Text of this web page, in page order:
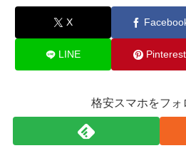
X
LINE Pinterest
格安スマホをフォ